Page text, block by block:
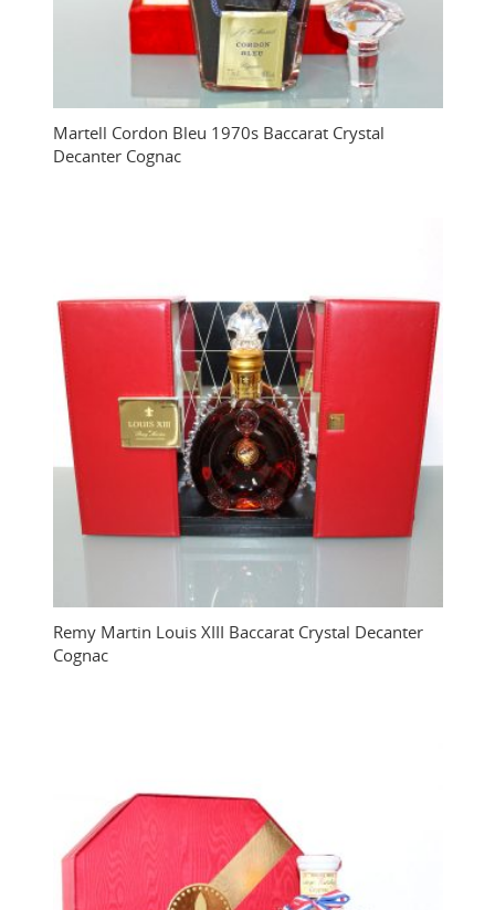
Martell Cordon Bleu 1970s Baccarat Crystal
Decanter Cognac
Remy Martin Louis XIII Baccarat Crystal Decanter
Cognac